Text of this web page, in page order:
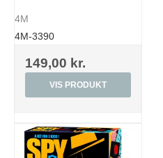
4M
4M-3390
149,00 kr.
VIS PRODUKT